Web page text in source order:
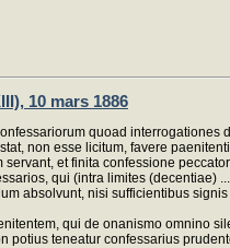
10 mars 1886
quoad
non esse licitum, favere
et finita confessione
qui (intra limites (decentiae)
absolvunt, nisi sufficientibus
qui de onanismo omnino
potius teneatur confessarius